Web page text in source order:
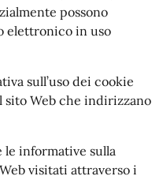
possono
elettronico in uso
sull’uso dei cookie
Web che indirizzano
le informative sulla
visitati attraverso i